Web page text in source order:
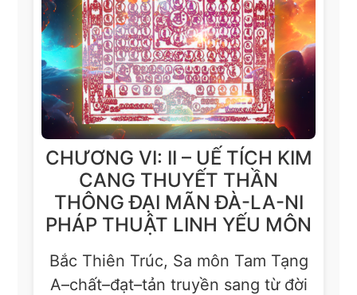
CHƯƠNG VI: II – UẾ TÍCH KIM
CANG THUYẾT THẦN
THÔNG ÐẠI MÃN ÐÀ-LA-NI
PHÁP THUẬT LINH YẾU MÔN
Bắc Thiên Trúc, Sa môn Tam Tạng
A–chất–đạt–tản truyền sang từ đời